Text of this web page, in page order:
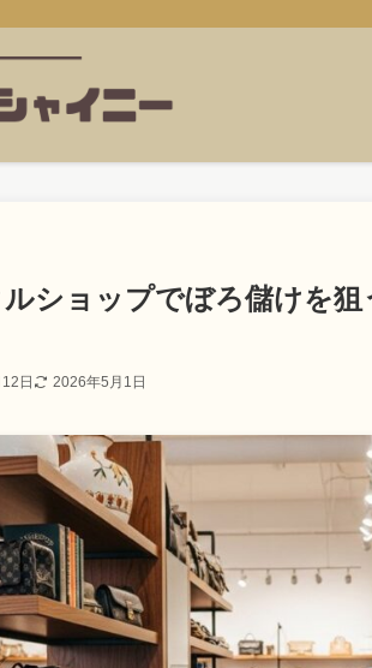
ショップでぼろ儲けを
日 2026年5月1日